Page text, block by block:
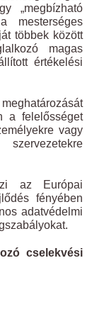
„megbízható
mesterséges
többek között
magas
értékelési
a felelősséget
vagy
az Európai
fényében
adatvédelmi
cselekvési